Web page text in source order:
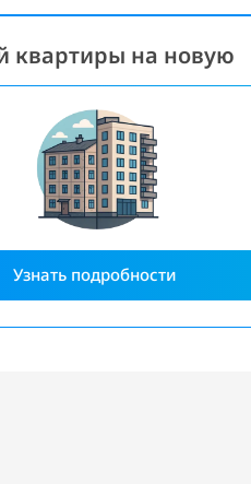
квартиры на новую
Узнать подробности